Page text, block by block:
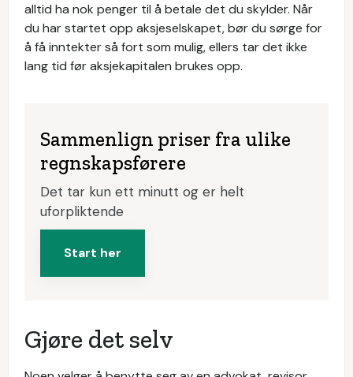
alltid ha nok penger til å betale det du skylder. Når
du har startet opp aksjeselskapet, bør du sørge for
å få inntekter så fort som mulig, ellers tar det ikke
lang tid før aksjekapitalen brukes opp.
Sammenlign priser fra ulike
regnskapsførere
Det tar kun ett minutt og er helt
uforpliktende
Start her
Gjøre det selv